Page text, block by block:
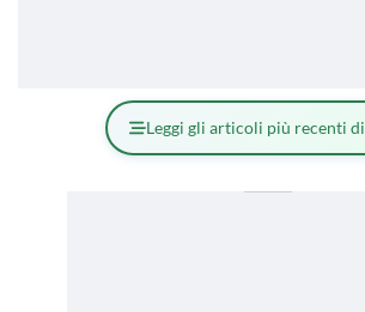
Leggi gli articoli più recenti di